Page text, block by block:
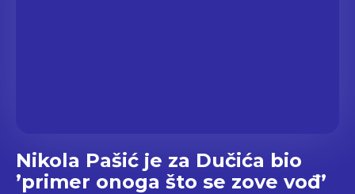
Nikola Pašić je za Dučića bio
’primer onoga što se zove vođ’